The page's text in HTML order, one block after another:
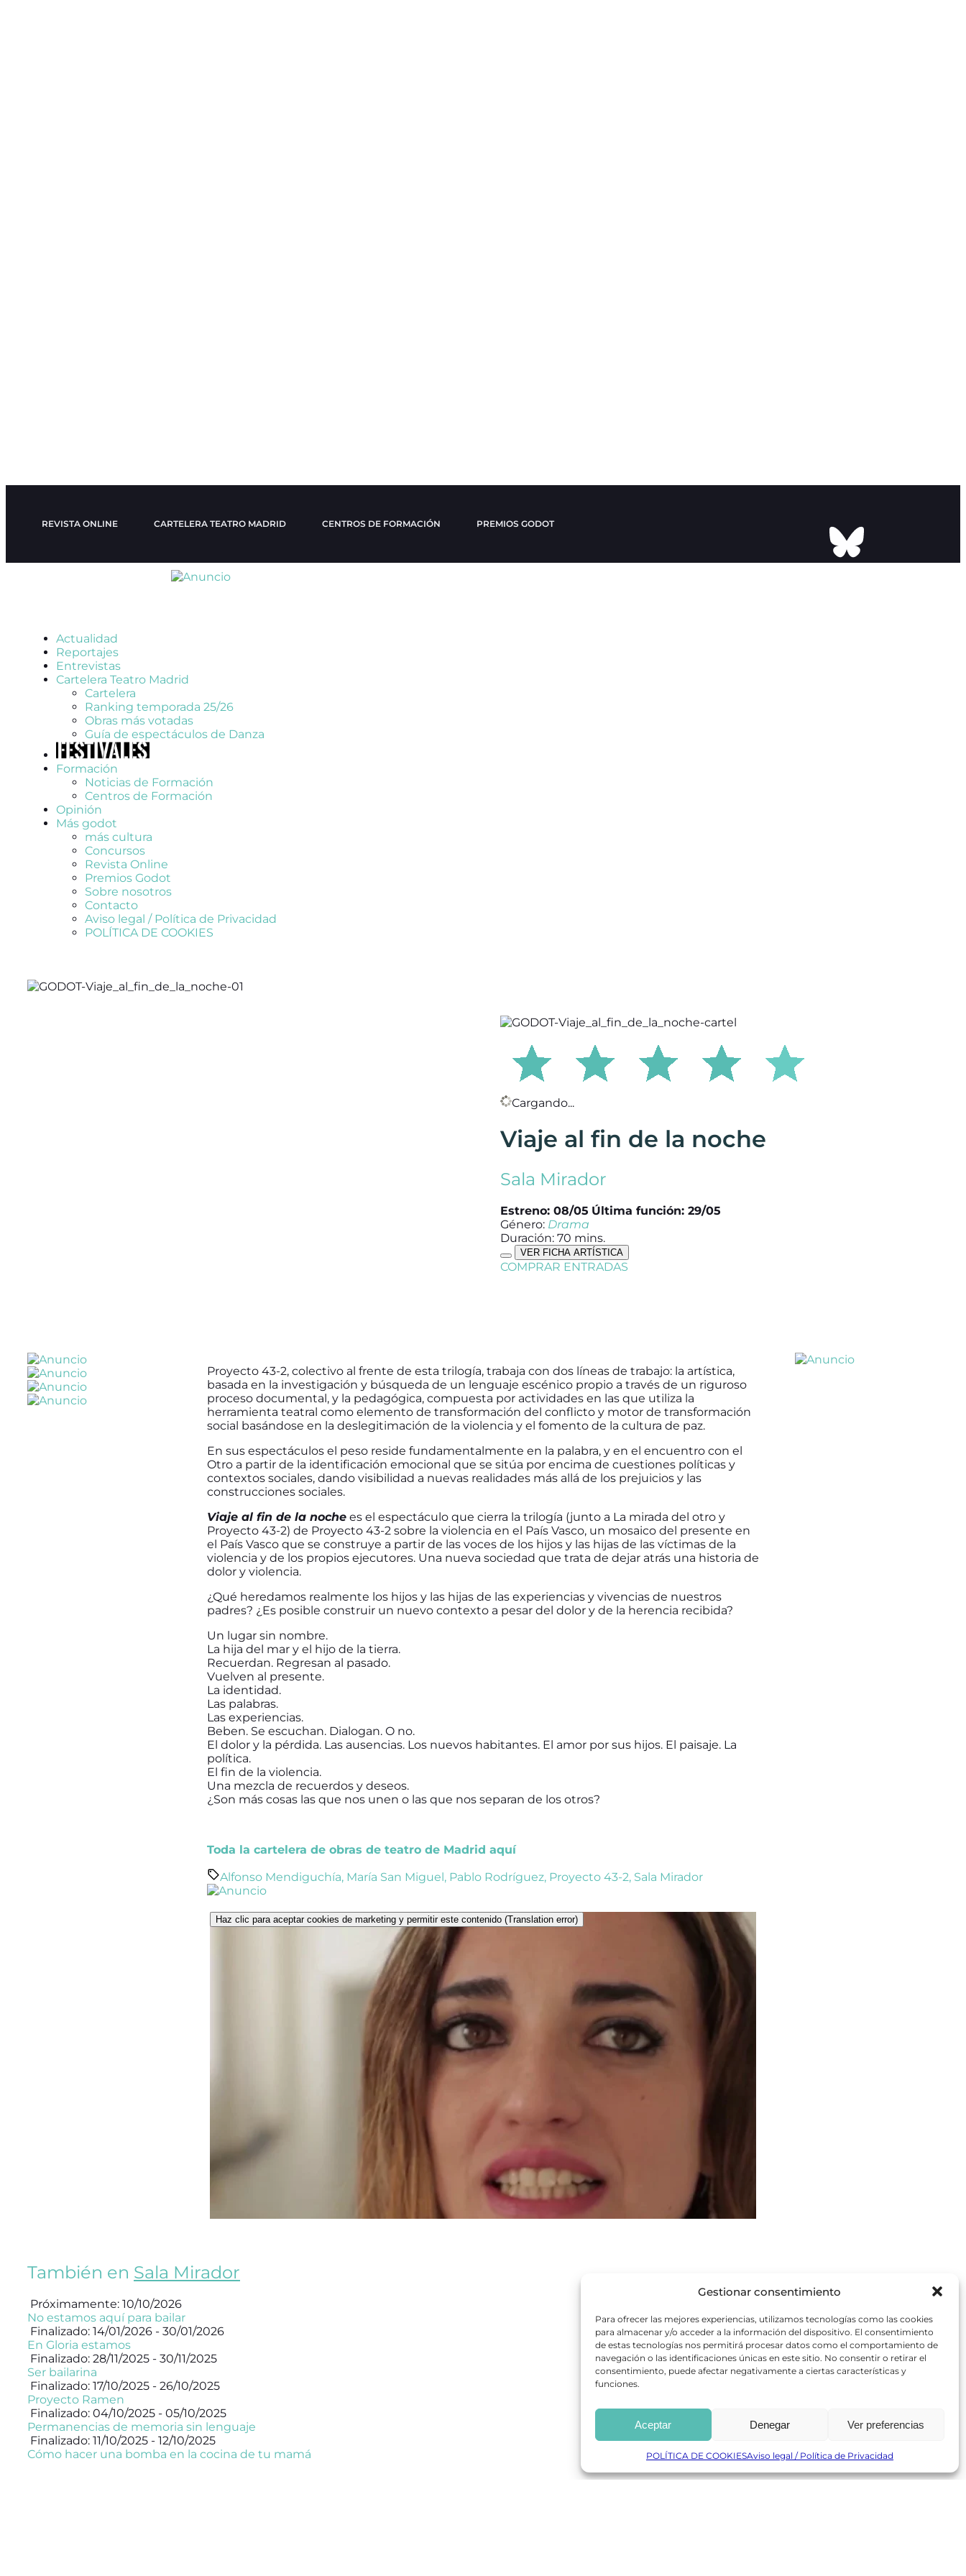
Gestionar consentimiento
Para ofrecer las mejores experiencias, utilizamos tecnologías como las cookies
para almacenar y/o acceder a la información del dispositivo. El consentimiento
de estas tecnologías nos permitirá procesar datos como el comportamiento de
navegación o las identificaciones únicas en este sitio. No consentir o retirar el
consentimiento, puede afectar negativamente a ciertas características y
funciones.
Aceptar Denegar Ver preferencias
POLÍTICA DE COOKIESAviso legal / Política de Privacidad
REVISTA ONLINE CARTELERA TEATRO MADRID CENTROS DE FORMACIÓN PREMIOS GODOT
Actualidad
Reportajes
Entrevistas
Cartelera Teatro Madrid
Cartelera
Ranking temporada 25/26
Obras más votadas
Guía de espectáculos de Danza
Formación
Noticias de Formación
Centros de Formación
Opinión
Más godot
más cultura
Concursos
Revista Online
Premios Godot
Sobre nosotros
Contacto
Aviso legal / Política de Privacidad
POLÍTICA DE COOKIES
Cargando...
Viaje al fin de la noche
Sala Mirador
Estreno: 08/05 Última función: 29/05
Género: Drama
Duración: 70 mins.
VER FICHA ARTÍSTICA
COMPRAR ENTRADAS
Proyecto 43-2, colectivo al frente de esta trilogía, trabaja con dos líneas de trabajo: la artística,
basada en la investigación y búsqueda de un lenguaje escénico propio a través de un riguroso
proceso documental, y la pedagógica, compuesta por actividades en las que utiliza la
herramienta teatral como elemento de transformación del conflicto y motor de transformación
social basándose en la deslegitimación de la violencia y el fomento de la cultura de paz.
En sus espectáculos el peso reside fundamentalmente en la palabra, y en el encuentro con el
Otro a partir de la identificación emocional que se sitúa por encima de cuestiones políticas y
contextos sociales, dando visibilidad a nuevas realidades más allá de los prejuicios y las
construcciones sociales.
Viaje al fin de la noche es el espectáculo que cierra la trilogía (junto a La mirada del otro y
Proyecto 43-2) de Proyecto 43-2 sobre la violencia en el País Vasco, un mosaico del presente en
el País Vasco que se construye a partir de las voces de los hijos y las hijas de las víctimas de la
violencia y de los propios ejecutores. Una nueva sociedad que trata de dejar atrás una historia de
dolor y violencia.
¿Qué heredamos realmente los hijos y las hijas de las experiencias y vivencias de nuestros
padres? ¿Es posible construir un nuevo contexto a pesar del dolor y de la herencia recibida?
Un lugar sin nombre.
La hija del mar y el hijo de la tierra.
Recuerdan. Regresan al pasado.
Vuelven al presente.
La identidad.
Las palabras.
Las experiencias.
Beben. Se escuchan. Dialogan. O no.
El dolor y la pérdida. Las ausencias. Los nuevos habitantes. El amor por sus hijos. El paisaje. La
política.
El fin de la violencia.
Una mezcla de recuerdos y deseos.
¿Son más cosas las que nos unen o las que nos separan de los otros?
Toda la cartelera de obras de teatro de Madrid aquí
Alfonso Mendiguchía, María San Miguel, Pablo Rodríguez, Proyecto 43-2, Sala Mirador
Haz clic para aceptar cookies de marketing y permitir este contenido (Translation error)
También en Sala Mirador
Próximamente: 10/10/2026
No estamos aquí para bailar
Finalizado: 14/01/2026 - 30/01/2026
En Gloria estamos
Finalizado: 28/11/2025 - 30/11/2025
Ser bailarina
Finalizado: 17/10/2025 - 26/10/2025
Proyecto Ramen
Finalizado: 04/10/2025 - 05/10/2025
Permanencias de memoria sin lenguaje
Finalizado: 11/10/2025 - 12/10/2025
Cómo hacer una bomba en la cocina de tu mamá